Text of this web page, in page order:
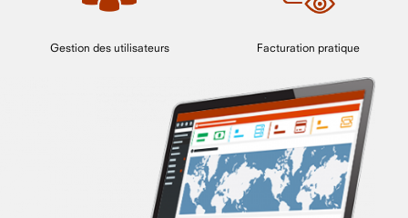
Gestion des utilisateurs Facturation pratique